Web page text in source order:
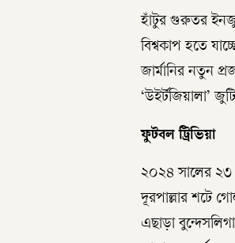
হাঁটুর গুরুতর
বিশ্বকাপ হতে
জার্মানির নতুন
‘উইর্টজিয়ালা’
ফুটবল ট্রিভিয়া
২০২৪ সালের ২৩
দূরপাল্লার শটে
এছাড়া